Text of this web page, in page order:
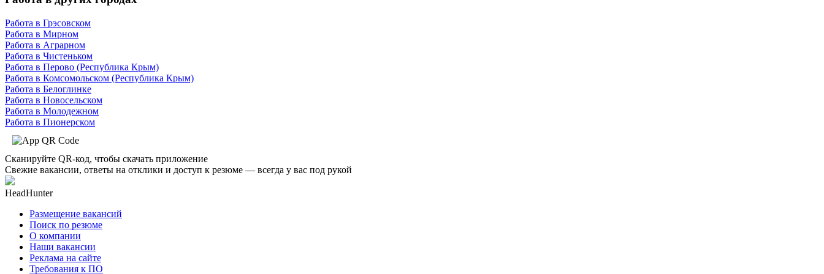
Работа в Грэсовском
Работа в Мирном
Работа в Аграрном
Работа в Чистеньком
Работа в Перово (Республика Крым)
Работа в Комсомольском (Республика Крым)
Работа в Белоглинке
Работа в Новосельском
Работа в Молодежном
Работа в Пионерском
Сканируйте QR-код, чтобы скачать приложение
Свежие вакансии, ответы на отклики и доступ к резюме — всегда у вас под рукой
HeadHunter
Размещение вакансий
Поиск по резюме
О компании
Наши вакансии
Реклама на сайте
Требования к ПО